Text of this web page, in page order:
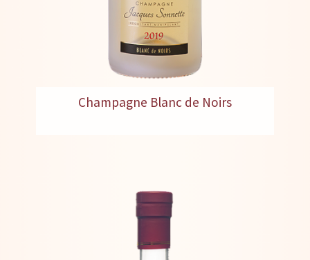
Champagne Blanc de Noirs